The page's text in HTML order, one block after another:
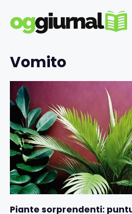
contenuto
Vomito
Piante sorprendenti: